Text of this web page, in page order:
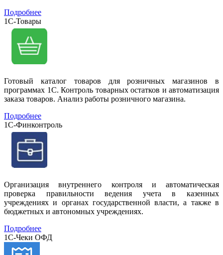
Подробнее
1С-Товары
Готовый каталог товаров для розничных магазинов в
программах 1С. Контроль товарных остатков и автоматизация
заказа товаров. Анализ работы розничного магазина.
Подробнее
1С-Финконтроль
Организация внутреннего контроля и автоматическая
проверка правильности ведения учета в казенных
учреждениях и органах государственной власти, а также в
бюджетных и автономных учреждениях.
Подробнее
1С-Чеки ОФД